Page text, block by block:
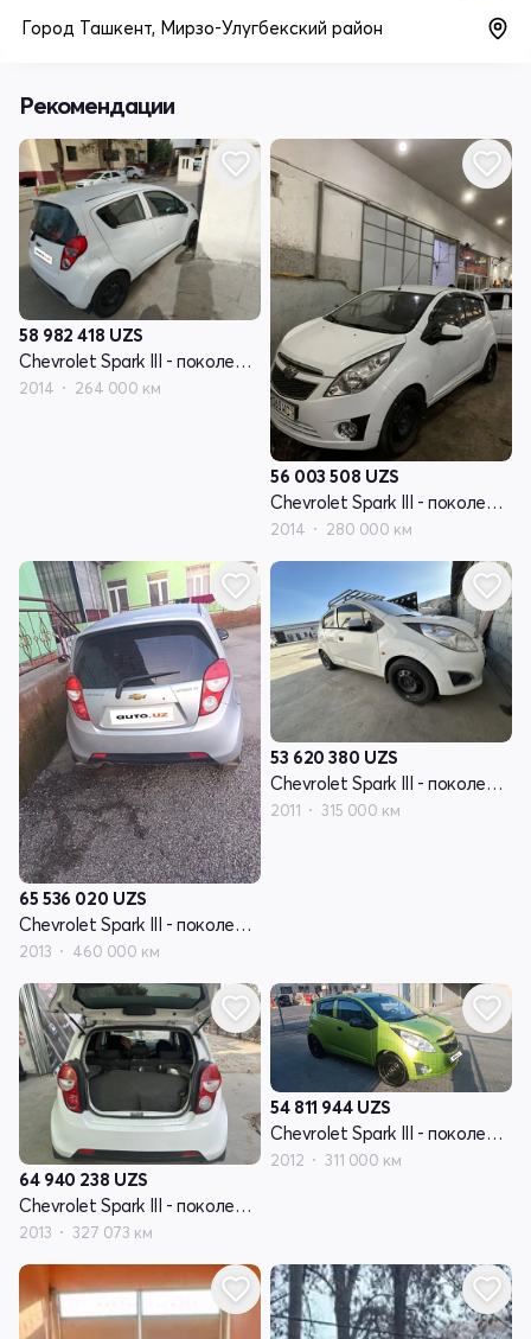
Город Ташкент, Мирзо-Улугбекский район
Рекомендации
58 982 418 UZS
Chevrolet Spark III - поколение
2014 264 000 км
56 003 508 UZS
Chevrolet Spark III - поколение
2014 280 000 км
65 536 020 UZS
Chevrolet Spark III - поколение
2013 460 000 км
53 620 380 UZS
Chevrolet Spark III - поколение
2011 315 000 км
64 940 238 UZS
Chevrolet Spark III - поколение
2013 327 073 км
54 811 944 UZS
Chevrolet Spark III - поколение
2012 311 000 км